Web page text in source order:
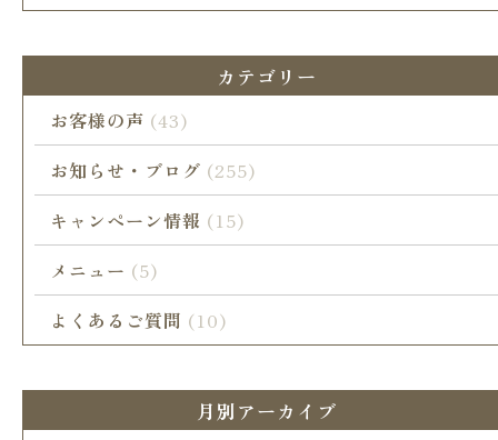
カテゴリー
お客様の声 (43)
お知らせ・ブログ (255)
キャンペーン情報 (15)
メニュー (5)
よくあるご質問 (10)
月別アーカイブ